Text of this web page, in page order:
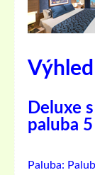
Deluxe
paluba 5
Paluba: